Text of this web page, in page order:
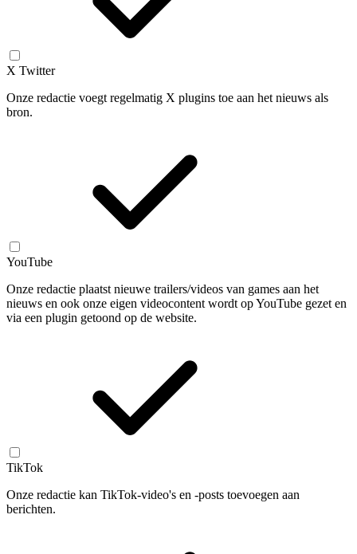
X Twitter
Onze redactie voegt regelmatig X plugins toe aan het nieuws als
bron.
YouTube
Onze redactie plaatst nieuwe trailers/videos van games aan het
nieuws en ook onze eigen videocontent wordt op YouTube gezet en
via een plugin getoond op de website.
TikTok
Onze redactie kan TikTok-video's en -posts toevoegen aan
berichten.